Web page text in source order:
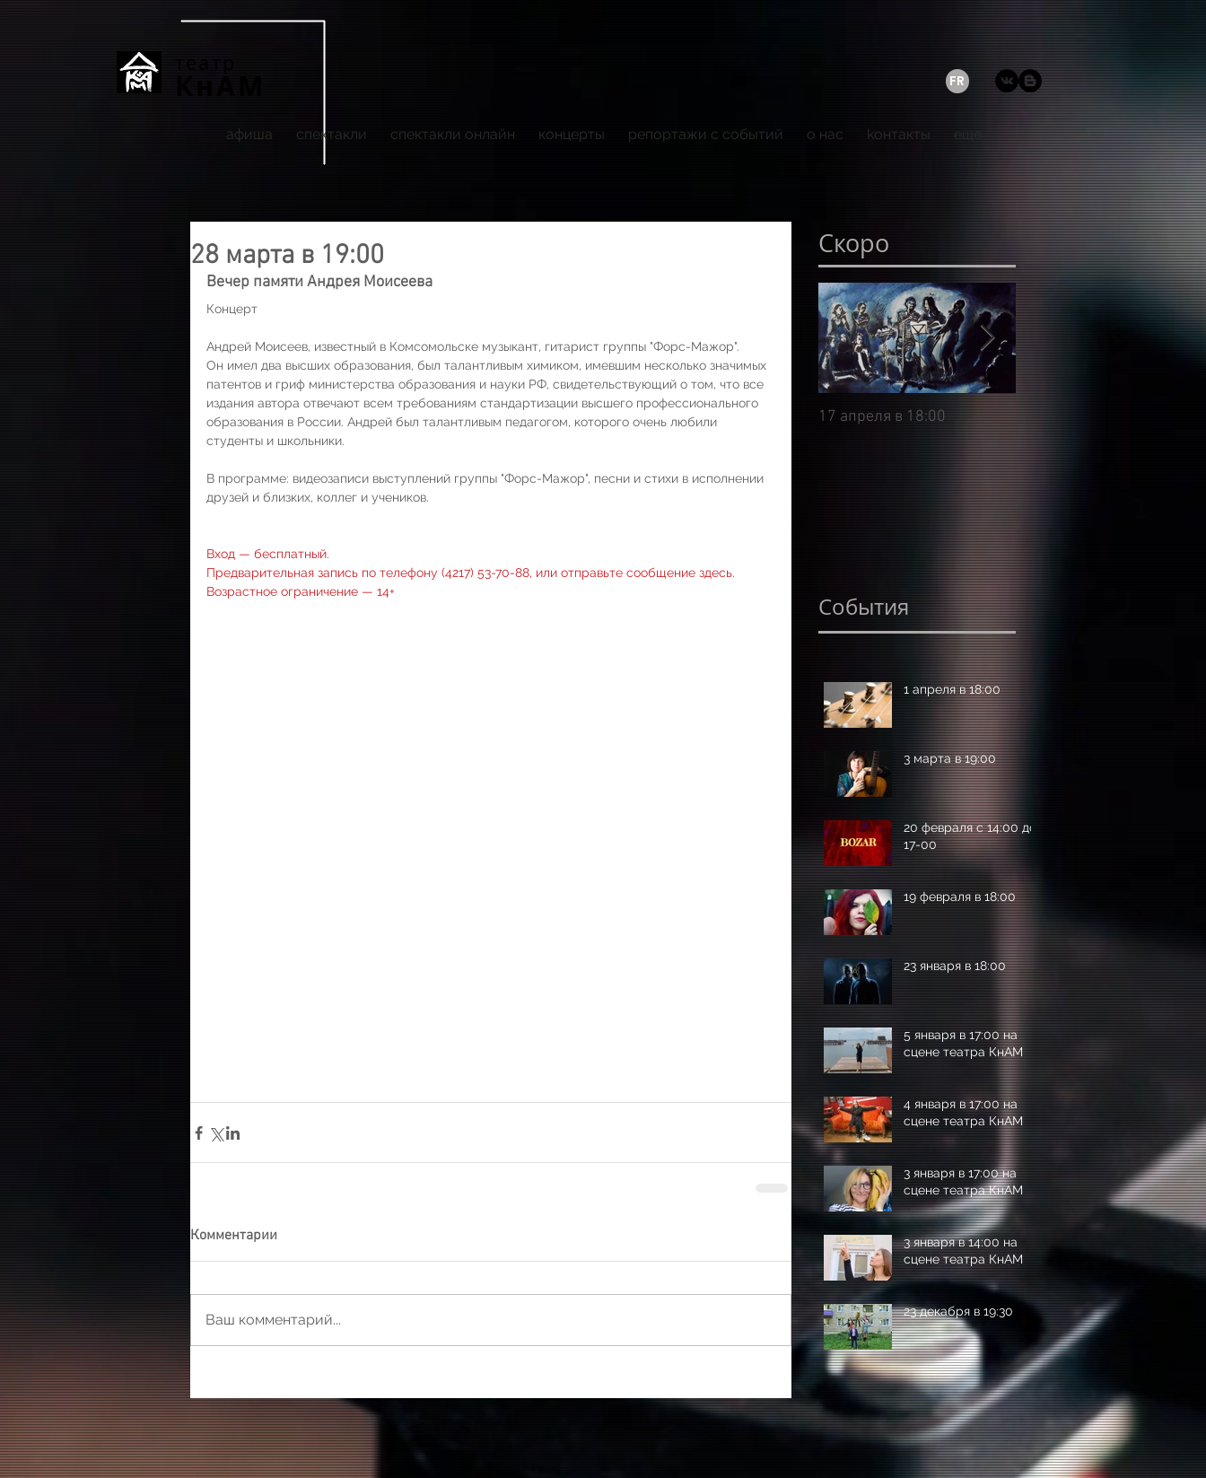
афиша спектакли спектакли онлайн концерты репортажи с событий о нас kонтакты еще
FR
28 марта в 19:00
Вечер памяти Андрея Моисеева
Концерт
Андрей Моисеев, известный в Комсомольске музыкант, гитарист группы "Форс-Мажор".
Он имел два высших образования, был талантливым химиком, имевшим несколько значимых
патентов и гриф министерства образования и науки РФ, свидетельствующий о том, что все
издания автора отвечают всем требованиям стандартизации высшего профессионального
образования в России. Андрей был талантливым педагогом, которого очень любили
студенты и школьники.
В программе: видеозаписи выступлений группы "Форс-Мажор", песни и стихи в исполнении
друзей и близких, коллег и учеников.
Вход — бесплатный.
Предварительная запись по телефону (4217) 53-70-88, или отправьте сообщение здесь.
Возрастное ограничение — 14+
Комментарии
Ваш комментарий...
Скоро
17 апреля в 18:00 9 марта в 18:00
События
1 апреля в 18:00
3 марта в 19:00
20 февраля с 14:00 до
17-00
19 февраля в 18:00
23 января в 18:00
5 января в 17:00 на
сцене театра КнАМ
4 января в 17:00 на
сцене театра КнАМ
3 января в 17:00 на
сцене театра КнАМ
3 января в 14:00 на
сцене театра КнАМ
23 декабря в 19:30